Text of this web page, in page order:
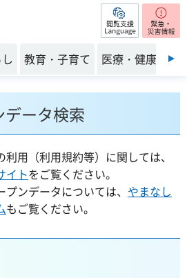
閲覧支援
教育・子育て 医療・健康・福
ータ検索
用（利用規約等）に関しては、
イトをご覧ください。
ンデータについては、 やまなし
もご覧ください。